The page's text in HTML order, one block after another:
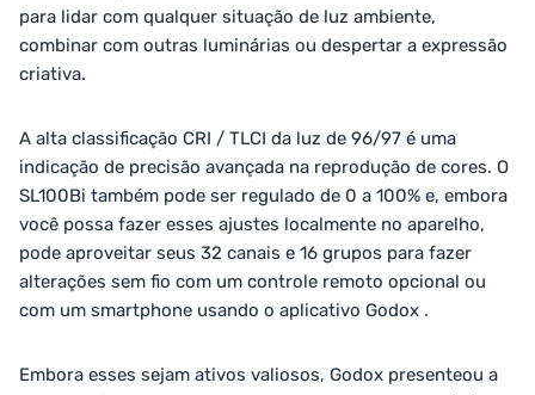
para lidar com qualquer situação de luz ambiente,
combinar com outras luminárias ou despertar a expressão
criativa.
A alta classificação CRI / TLCI da luz de 96/97 é uma
indicação de precisão avançada na reprodução de cores. O
SL100Bi também pode ser regulado de 0 a 100% e, embora
você possa fazer esses ajustes localmente no aparelho,
pode aproveitar seus 32 canais e 16 grupos para fazer
alterações sem fio com um controle remoto opcional ou
com um smartphone usando o aplicativo Godox .
Embora esses sejam ativos valiosos, Godox presenteou a